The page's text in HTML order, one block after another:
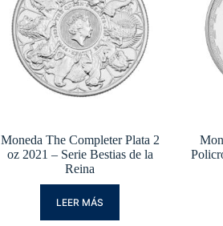
Moneda The Completer Plata 2
oz 2021 – Serie Bestias de la
Reina
LEER MÁS